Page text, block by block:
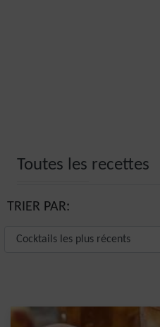
Toutes les recettes
TRIER PAR: